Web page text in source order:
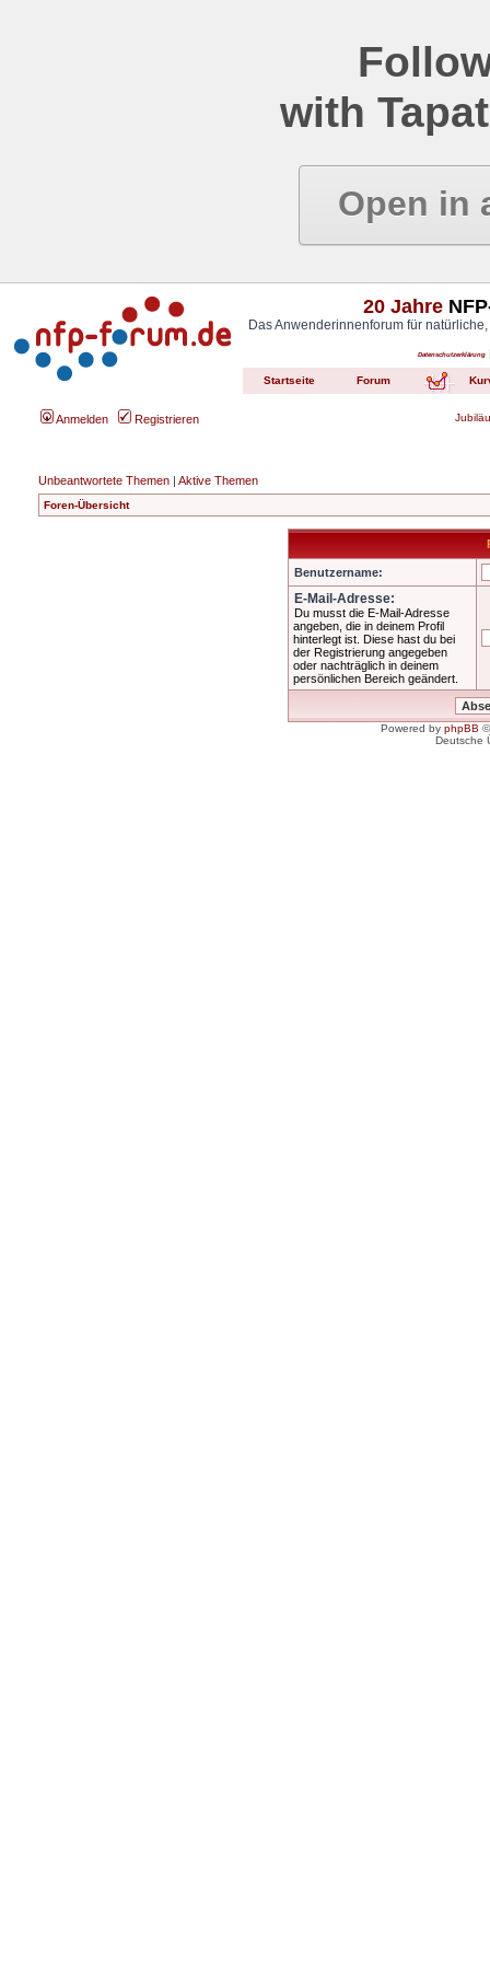
with
Open in
20 Jahre
Das Anwenderinnenforum für
Datenschutzerklärung
Startseite Forum
Anmelden Registrieren
Unbeantwortete Themen | Aktive Themen
Foren-Übersicht
Benutzername:
E-Mail-Adresse:
Du musst die E-Mail-Adresse
angeben, die in deinem Profil
hinterlegt ist. Diese hast du bei
der Registrierung angegeben
oder nachträglich in deinem
persönlichen Bereich geändert.
Powered by phpBB
Deutsche